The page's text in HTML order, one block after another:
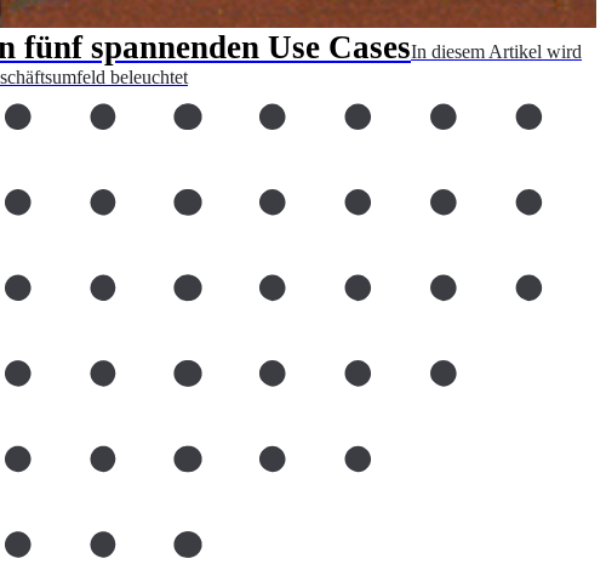
spannenden Use CasesIn diesem Artikel wird
beleuchtet